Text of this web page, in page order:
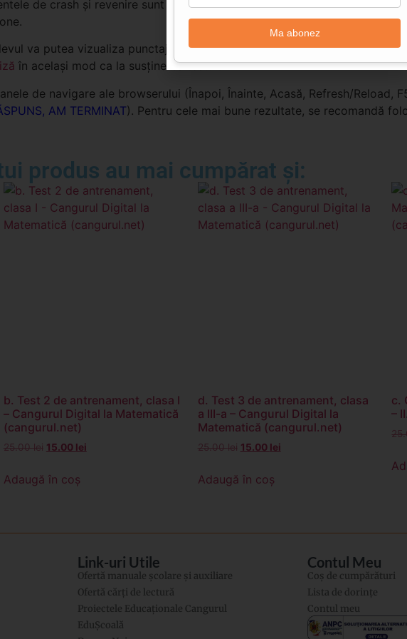
de crash și revenire sunt cheltuite din timpul de răspuns.
va putea vizualiza punctajul obţinut şi analiza personalizată a
în același mod ca la susținerea testului.
de navigare ale browserului (Înapoi, Înainte, Acasă, Refresh/Reload,
AM TERMINAT). Pentru cele mai bune rezultate, se recomandă
produs au mai cumpărat și:
b. Test 2 de antrenament, clasa I
– Cangurul Digital la Matematică
(cangurul.net)
25.00lei 15.00 lei
Adaugă în coș
d. Test 3 de antrenament, clasa
a III-a – Cangurul Digital la
Matematică (cangurul.net)
25.00lei 15.00 lei
Adaugă în coș
c.
–
Link-uri Utile
Ofertă manuale şcolare şi auxiliare
Ofertă cărți de lectură
Proiectele Educaţionale Cangurul
EduȘcoală
Contul Meu
Coș de cumpărături
Lista de dorințe
Contul meu
Ma abonez